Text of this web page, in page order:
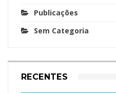
Publicações
Sem Categoria
RECENTES